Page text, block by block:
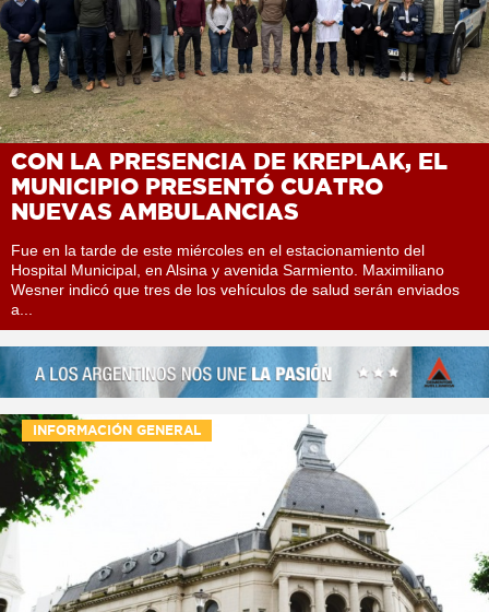
CON LA PRESENCIA DE KREPLAK, EL
MUNICIPIO PRESENTÓ CUATRO
NUEVAS AMBULANCIAS
Fue en la tarde de este miércoles en el estacionamiento del
Hospital Municipal, en Alsina y avenida Sarmiento. Maximiliano
Wesner indicó que tres de los vehículos de salud serán enviados
a...
INFORMACIÓN GENERAL